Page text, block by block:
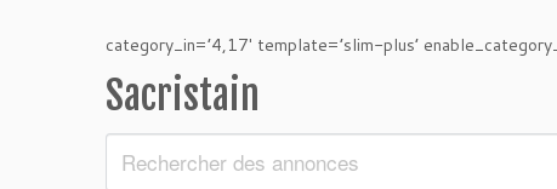
category_in=’4,17′ template=’slim-plus’
Sacristain